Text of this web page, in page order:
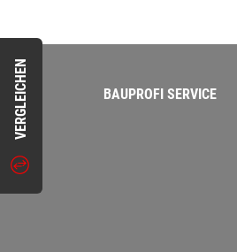
VERGLEICHEN BAUPROFI SERVICE